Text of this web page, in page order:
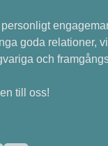
personligt
goda relationer,
och
till oss!